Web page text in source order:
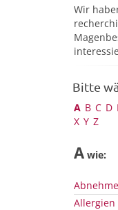
Wir
Bitte
A B C D
X Y Z
A wie:
Allergien